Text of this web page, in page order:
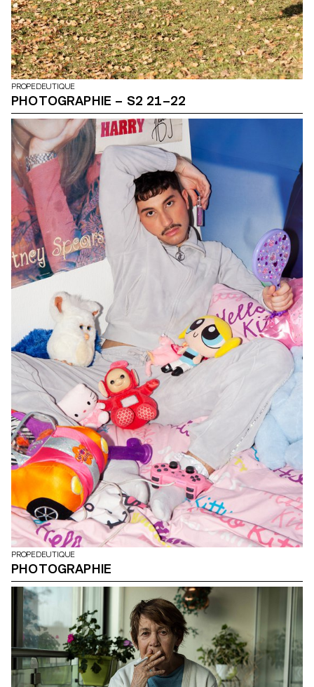
PROPEDEUTIQUE
PHOTOGRAPHIE – S2 21–22
PROPEDEUTIQUE
PHOTOGRAPHIE